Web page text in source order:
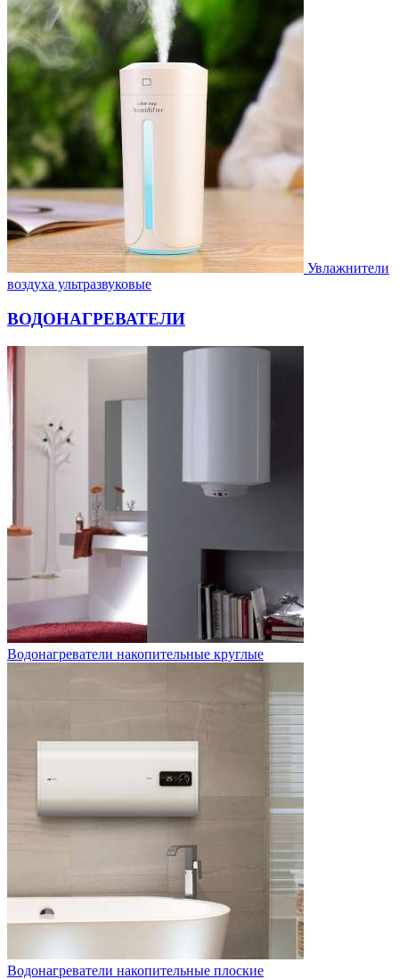
Увлажнители
воздуха ультразвуковые
ВОДОНАГРЕВАТЕЛИ
Водонагреватели накопительные круглые
Водонагреватели накопительные плоские